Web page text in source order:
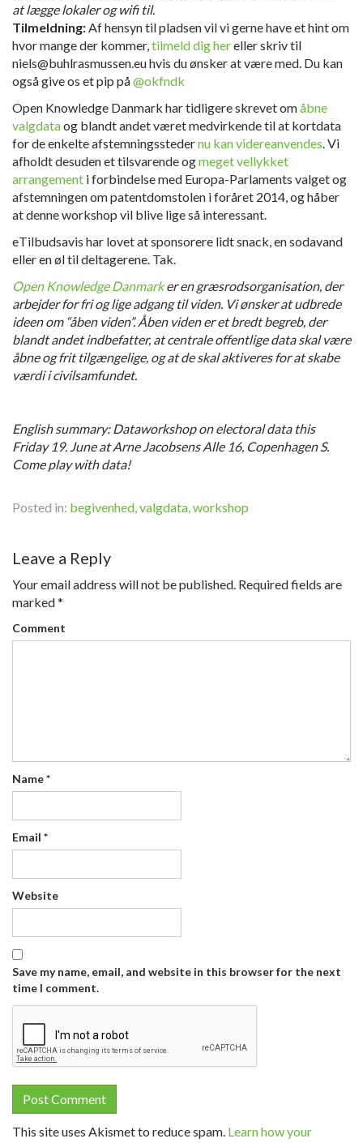
at lægge lokaler og wifi til.
Tilmeldning:Af hensyn til pladsen vil vi gerne have et hint om
hvor mange der kommer,tilmeld dig hereller skriv til
niels@buhlrasmussen.eu hvis du ønsker at være med. Du kan
også give os et pip på@okfndk
Open Knowledge Danmark har tidligere skrevet omåbne
valgdataog blandt andet været medvirkende til at kortdata
for de enkelte afstemningsstedernu kan videreanvendes. Vi
afholdt desuden et tilsvarende ogmeget vellykket
arrangement i forbindelse med Europa-Parlaments valget og
afstemningen om patentdomstolen i foråret 2014, og håber
at denne workshop vil blive lige så interessant.
eTilbudsavis har lovet at sponsorere lidt snack, en sodavand
eller en øl til deltagerene. Tak.
Open Knowledge Danmarker en græsrodsorganisation, der
arbejder for fri og lige adgang til viden. Vi ønsker at udbrede
ideen om “åben viden”. Åben viden er et bredt begreb, der
blandt andet indbefatter, at centrale offentlige data skal være
åbne og frit tilgængelige, og at de skal aktiveres for at skabe
værdi i civilsamfundet.
English summary: Dataworkshop on electoral data this
Friday 19. June at Arne Jacobsens Alle 16, Copenhagen S.
Come play with data!
Posted in: begivenhed,valgdata,workshop
Leave a Reply
Your email address will not be published. Required fields are
marked*
Comment
Name*
Email *
Website
Save my name, email, and website in this browser for the next
time I comment.
This site uses Akismet to reduce spam. Learn how your